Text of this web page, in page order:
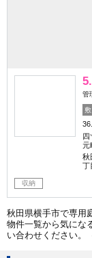
管
敷
四
元
秋
丁
収納
秋田県横手市で専用
物件一覧から気にな
い合わせください。